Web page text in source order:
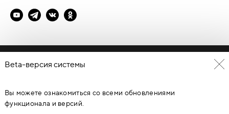
Политика конфиденциальности
© Каталог дверей - DverProf, 2021-2026Материалы сайта
являются объектами авторского права. Запрещается
копирование, распространение, любое использование
Beta-версия системы
Вы можете ознакомиться со всеми обновлениями
функционала и версий.